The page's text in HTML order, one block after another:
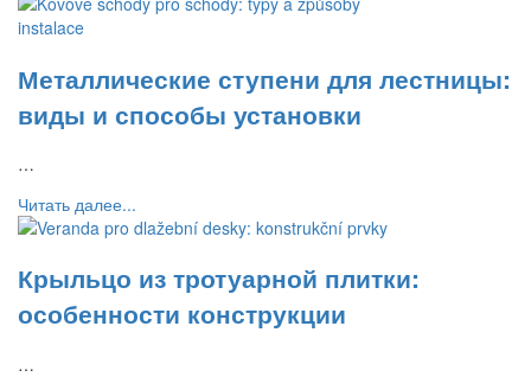
Металлические ступени для лестницы:
виды и способы установки
…
Читать далее...
Крыльцо из тротуарной плитки:
особенности конструкции
…